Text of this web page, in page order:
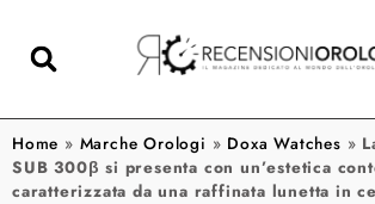
Home » Marche Orologi » Doxa Watches »
SUB 300β si presenta con un’estetica
caratterizzata da una raffinata lunetta in